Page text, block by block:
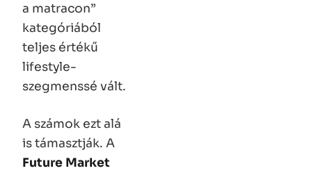
a matracon”
kategóriából
teljes értékű
lifestyle-
szegmenssé vált.
A számok ezt alá
is támasztják. A
Future Market